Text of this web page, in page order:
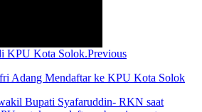
Previous
Adang Mendaftar ke KPU Kota Solok